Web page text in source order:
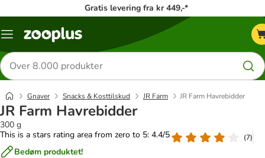
Gratis levering fra kr 449,-*
Menu
Søg
efter
produkter
Gnaver Snacks & Kosttilskud JR Farm JR Farm Havrebidder
JR Farm Havrebidder
300 g
This is a stars rating area from zero to 5: 4.4/5
(7)
Bedøm produktet!